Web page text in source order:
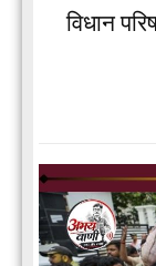
विधान